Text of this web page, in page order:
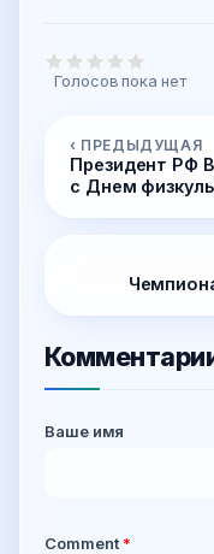
Голосов пока нет
‹ ПРЕДЫДУЩАЯ
Президент РФ
с Днем
Ваше имя
Comment *